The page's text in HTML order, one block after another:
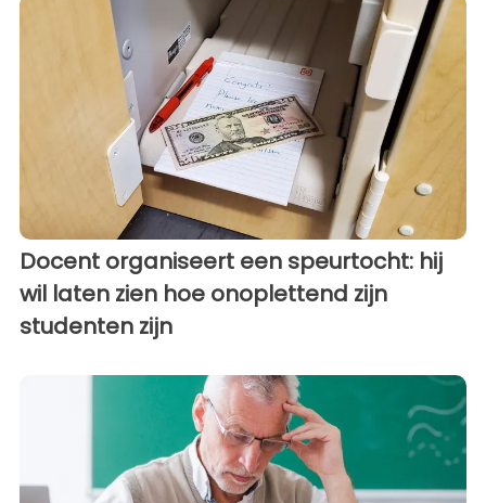
Docent organiseert een speurtocht: hij
wil laten zien hoe onoplettend zijn
studenten zijn